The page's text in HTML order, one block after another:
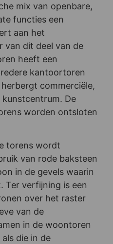
mix van openbare,
functies een
aan het
van dit deel van de
heeft een
kantoortoren
commerciële,
kunstcentrum. De
worden ontsloten
torens wordt
van rode baksteen
in de gevels waarin
Ter verfijning is een
over het raster
van de
in de woontoren
die in de